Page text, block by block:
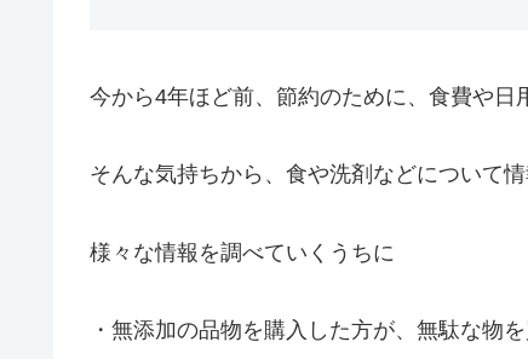
今から4年ほど前、節約のために、食費や日
そんな気持ちから、食や洗剤などについて情
様々な情報を調べていくうちに
・無添加の品物を購入した方が、無駄な